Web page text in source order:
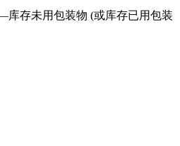
存未用包装物 (或库存已用包装